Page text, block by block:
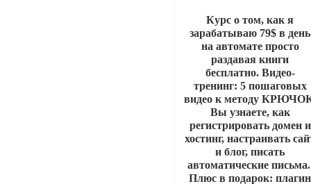
Курс о том, как я
зарабатываю 79$ в день
на автомате просто
раздавая книги
бесплатно. Видео-
тренинг: 5 пошаговых
видео к методу
Вы узнаете, как
регистрировать домен и
хостинг, настраивать
и блог, писать
автоматические
Плюс в подарок: плагин